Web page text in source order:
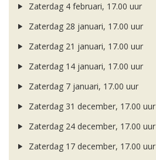
Zaterdag 4 februari, 17.00 uur
Zaterdag 28 januari, 17.00 uur
Zaterdag 21 januari, 17.00 uur
Zaterdag 14 januari, 17.00 uur
Zaterdag 7 januari, 17.00 uur
Zaterdag 31 december, 17.00 uur
Zaterdag 24 december, 17.00 uur
Zaterdag 17 december, 17.00 uur